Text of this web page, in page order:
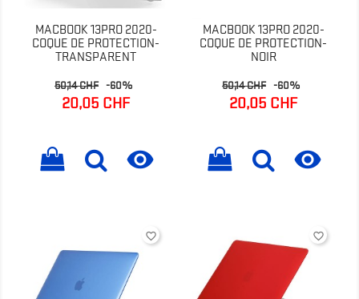
MACBOOK 13PRO 2020-
COQUE DE PROTECTION-
TRANSPARENT
Prix
de
base
50,14 CHF -60%
20,05 CHF

MACBOOK 13PRO 2020-
COQUE DE PROTECTION-
NOIR
Prix
de
base
50,14 CHF -60%
20,05 CHF

favorite_border favorite_border